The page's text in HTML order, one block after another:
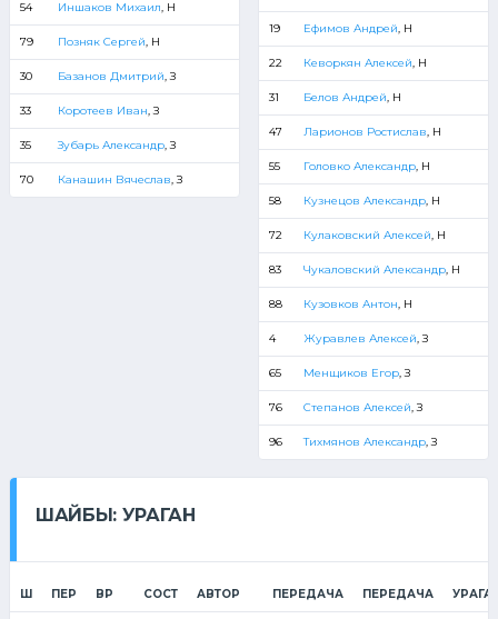
54 Иншаков Михаил, Н
79 Позняк Сергей, Н
30 Базанов Дмитрий, З
33 Коротеев Иван, З
35 Зубарь Александр, З
70 Канашин Вячеслав, З
19 Ефимов Андрей, Н
22 Кеворкян Алексей, Н
31 Белов Андрей, Н
47 Ларионов Ростислав, Н
55 Головко Александр, Н
58 Кузнецов Александр, Н
72 Кулаковский Алексей, Н
83 Чукаловский Александр, Н
88 Кузовков Антон, Н
4 Журавлев Алексей, З
65 Менщиков Егор, З
76 Степанов Алексей, З
96 Тихмянов Александр, З
ШАЙБЫ: УРАГАН
Ш ПЕР ВР СОСТ АВТОР ПЕРЕДАЧА ПЕРЕДАЧА